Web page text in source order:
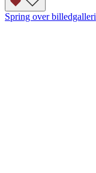
Spring over billedgalleri